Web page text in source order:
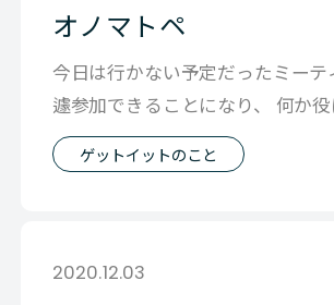
オノマトペ
今日は行かない予定だったミーテ
遽参加できることになり、 何か
らときてみたものの、 どんな期待
ゲットイットのこと
2020.12.03